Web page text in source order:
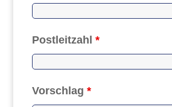
Postleitzahl *
Vorschlag *